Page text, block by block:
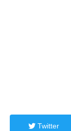
Twitter